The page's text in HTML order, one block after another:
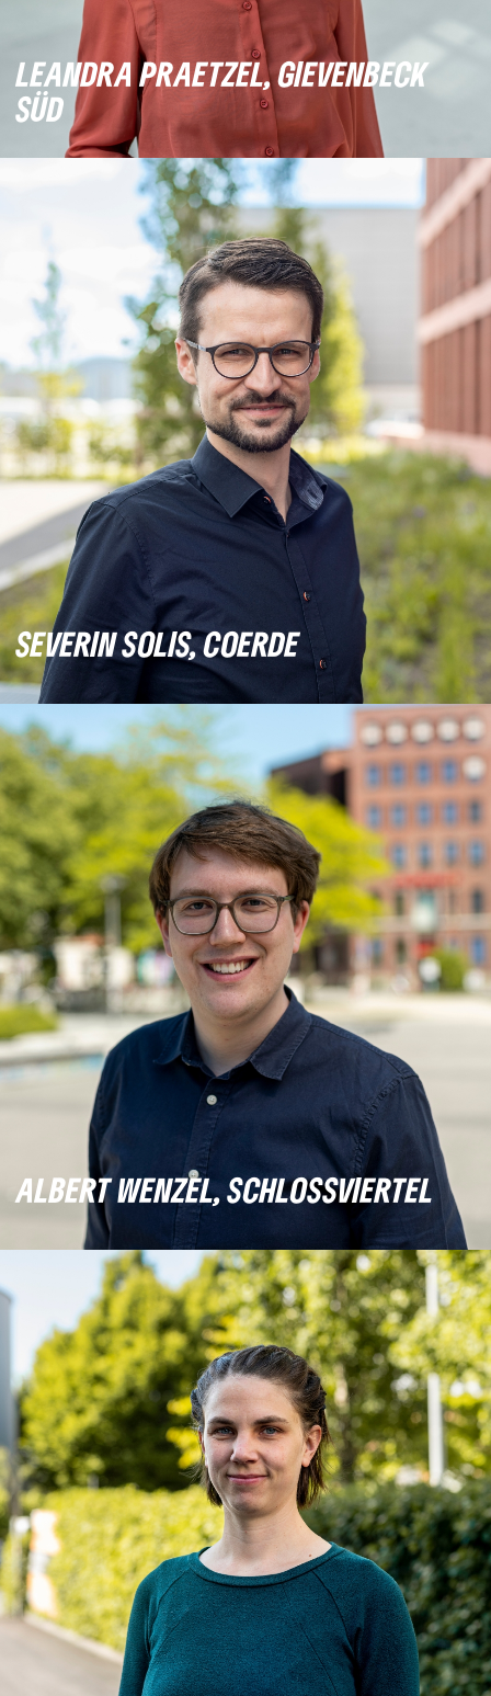
LEANDRA PRAETZEL, GIEVENBECK
SÜD
SEVERIN SOLIS, COERDE
ALBERT WENZEL, SCHLOSSVIERTEL